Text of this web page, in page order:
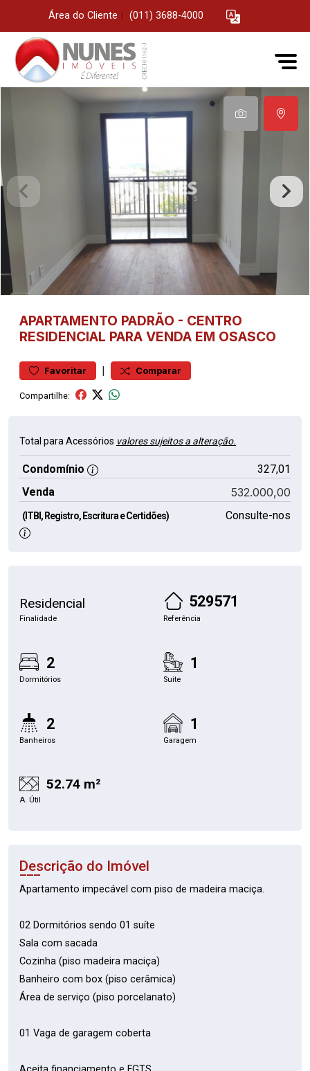
Área do Cliente (011) 3688-4000
APARTAMENTO PADRÃO - CENTRO
RESIDENCIAL PARA VENDA EM OSASCO
Favoritar | Comparar
Compartilhe:
Total para Acessórios valores sujeitos a alteração.
Condomínio
327,01
Venda
532.000,00
(ITBI, Registro, Escritura e Certidões) Consulte-nos
Residencial
Finalidade
529571
Referência
2
Dormitórios
1
Suite
2
Banheiros
1
Garagem
52.74 m²
A. Útil
Descrição do Imóvel
Apartamento impecável com piso de madeira maciça.
02 Dormitórios sendo 01 suíte
Sala com sacada
Cozinha (piso madeira maciça)
Banheiro com box (piso cerâmica)
Área de serviço (piso porcelanato)
01 Vaga de garagem coberta